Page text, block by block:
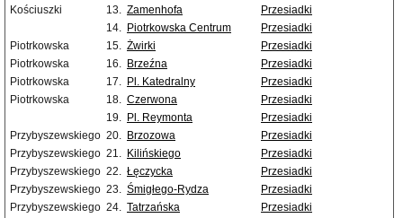
Kościuszki
13. Zamenhofa
Przesiadki
14. Piotrkowska Centrum
Przesiadki
Piotrkowska
15. Żwirki
Przesiadki
Piotrkowska
16. Brzeźna
Przesiadki
Piotrkowska
17. Pl. Katedralny
Przesiadki
Piotrkowska
18. Czerwona
Przesiadki
19. Pl. Reymonta
Przesiadki
Przybyszewskiego 20. Brzozowa
Przesiadki
Przybyszewskiego 21. Kilińskiego
Przesiadki
Przybyszewskiego 22. Łęczycka
Przesiadki
Przybyszewskiego 23. Śmigłego-Rydza
Przesiadki
Przybyszewskiego 24. Tatrzańska
Przesiadki